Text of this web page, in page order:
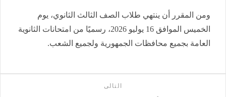
ومن المقرر أن ينتهي طلاب الصف الثالث الثانوي، يوم
الخميس الموافق 16 يوليو 2026، رسميًا من امتحانات الثانوية
العامة بجميع محافظات الجمهورية ولجميع الشعب.
التالى